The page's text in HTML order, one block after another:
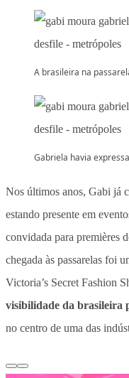
A brasileira na
Gabriela havia
Nos últimos anos, Gabi já
estando presente em
convidada para premières
chegada às passarelas foi
Victoria’s Secret Fashion
visibilidade da brasileira
no centro de uma das